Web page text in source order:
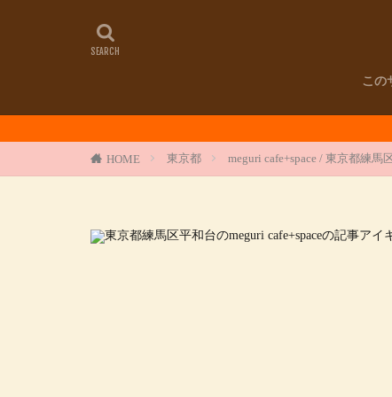
この
HOME 東京都 meguri cafe+space / 東京都練